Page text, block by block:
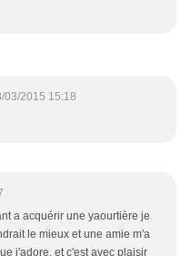
03/2015 15:18
a acquérir une yaourtière je
le mieux et une amie m'a
j'adore, et c'est avec plaisir